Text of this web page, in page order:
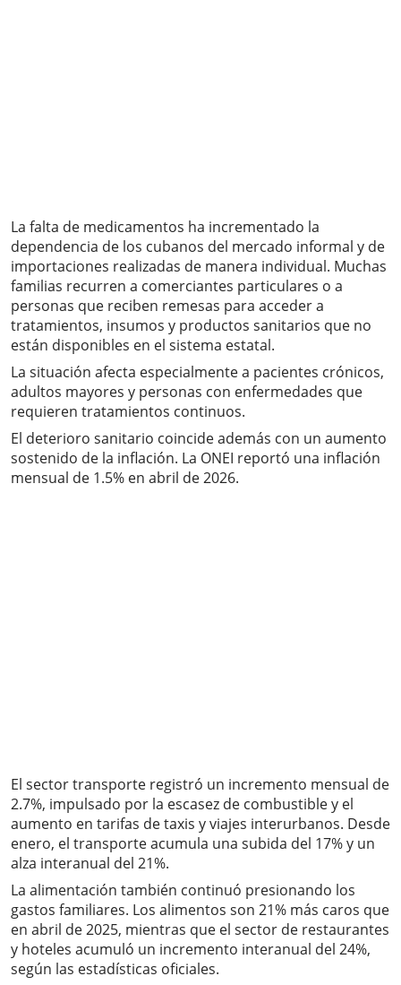
La falta de medicamentos ha incrementado la
dependencia de los cubanos del mercado informal y de
importaciones realizadas de manera individual. Muchas
familias recurren a comerciantes particulares o a
personas que reciben remesas para acceder a
tratamientos, insumos y productos sanitarios que no
están disponibles en el sistema estatal.
La situación afecta especialmente a pacientes crónicos,
adultos mayores y personas con enfermedades que
requieren tratamientos continuos.
El deterioro sanitario coincide además con un aumento
sostenido de la inflación. La ONEI reportó una inflación
mensual de 1.5% en abril de 2026.
El sector transporte registró un incremento mensual de
2.7%, impulsado por la escasez de combustible y el
aumento en tarifas de taxis y viajes interurbanos. Desde
enero, el transporte acumula una subida del 17% y un
alza interanual del 21%.
La alimentación también continuó presionando los
gastos familiares. Los alimentos son 21% más caros que
en abril de 2025, mientras que el sector de restaurantes
y hoteles acumuló un incremento interanual del 24%,
según las estadísticas oficiales.